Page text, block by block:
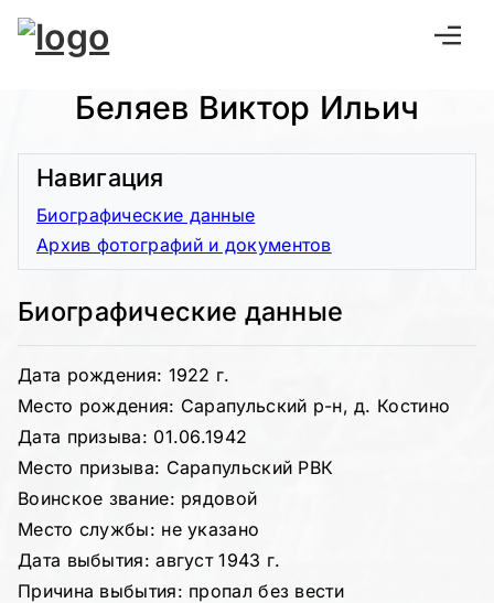
Беляев Виктор Ильич
Биографические данные
Дата рождения: 1922 г.
Место рождения: Сарапульский р-н, д. Костино
Дата призыва: 01.06.1942
Место призыва: Сарапульский РВК
Воинское звание: рядовой
Место службы: не указано
Дата выбытия: август 1943 г.
Причина выбытия: пропал без вести
Навигация
Биографические данные
Архив фотографий и документов